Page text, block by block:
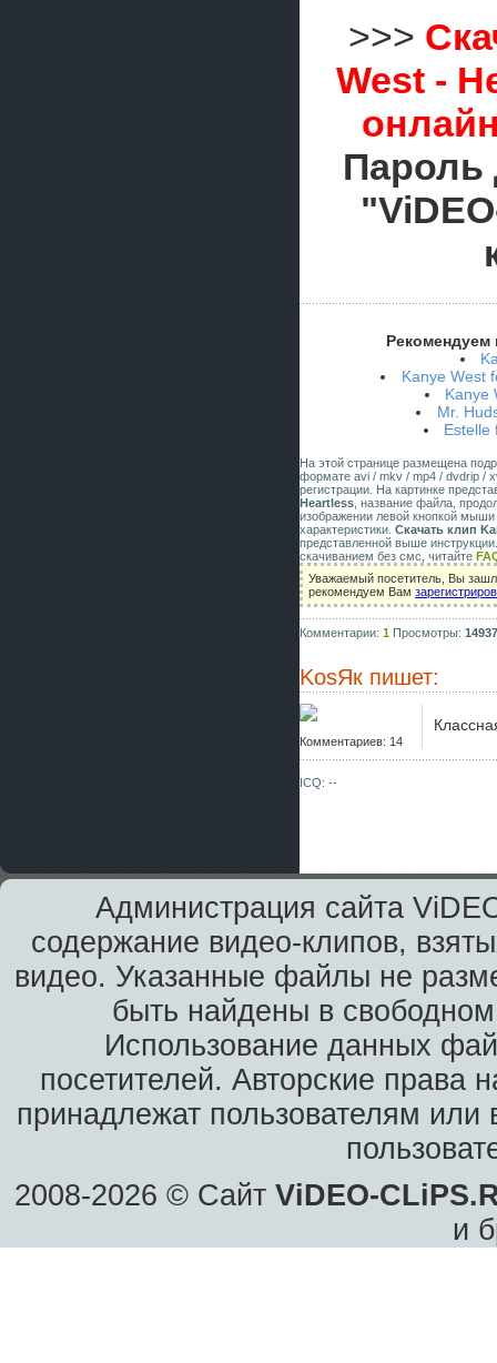
>>>
West -
Пароль
Рекомендуем
Kanye West
Kanye
Mr.
Estelle
На этой странице размещена
формате avi / mkv / mp4 / dvdrip /
регистрации. На картинке
Heartless , название файла,
изображении левой кнопкой
характеристики. Скачать клип
представленной выше
скачиванием без смс, читайте
Уважаемый посетитель, Вы
рекомендуем Вам
Комментарии: 1 Просмотры: 14937
KosЯк пишет:
Комментариев: 14
ICQ: --
Администрация сайта
содержание видео-клипов,
видео. Указанные файлы не
быть найдены в
Использование данных
посетителей. Авторские права
принадлежат пользователям или
2008-2026 © Сайт ViDEO-
и